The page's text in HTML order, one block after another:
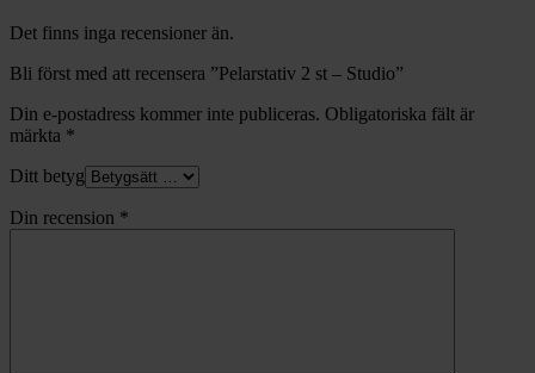
Det finns inga recensioner än.
Bli först med att recensera ”Pelarstativ 2 st – Studio”
Din e-postadress kommer inte publiceras. Obligatoriska fält är
märkta *
Ditt betyg
Din recension *